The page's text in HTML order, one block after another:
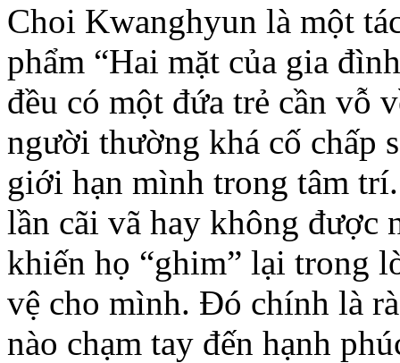
Choi Kwanghyun là một
phẩm “Hai mặt của gia
đều có một đứa trẻ cần vỗ
người thường khá cố chấp
giới hạn mình trong tâm
lần cãi vã hay không được
khiến họ “ghim” lại trong
vệ cho mình. Đó chính là
nào chạm tay đến hạnh